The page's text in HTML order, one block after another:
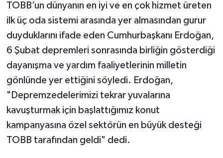
TOBB’un dünyanın en iyi ve en çok hizmet üreten
ilk üç oda sistemi arasında yer almasından gurur
duyduklarını ifade eden Cumhurbaşkanı Erdoğan,
6 Şubat depremleri sonrasında birliğin gösterdiği
dayanışma ve yardım faaliyetlerinin milletin
gönlünde yer ettiğini söyledi. Erdoğan,
"Depremzedelerimizi tekrar yuvalarına
kavuşturmak için başlattığımız konut
kampanyasına özel sektörün en büyük desteği
TOBB tarafından geldi" dedi.